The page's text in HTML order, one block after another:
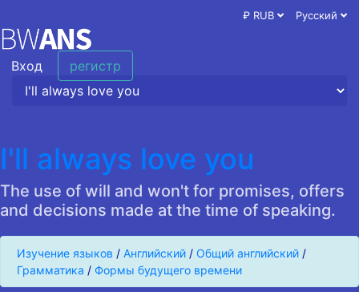
₽ RUB Русский
Вход регистр
I'll always love you
The use of will and won't for promises, offers
and decisions made at the time of speaking.
Изучение языков / Английский / Общий английский /
Грамматика / Формы будущего времени